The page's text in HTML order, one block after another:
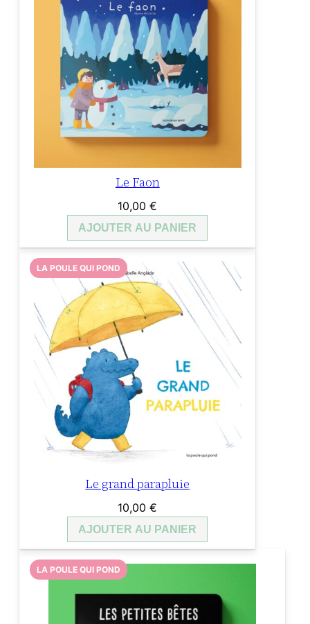
Le Faon
10,00€
AJOUTER AU PANIER
Le grand parapluie
LA POULE QUI POND
10,00€
AJOUTER AU PANIER
LA POULE QUI POND